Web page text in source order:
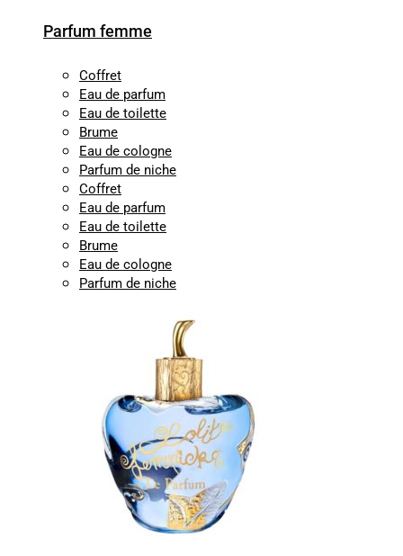
Parfum femme
Coffret
Eau de parfum
Eau de toilette
Brume
Eau de cologne
Parfum de niche
Coffret
Eau de parfum
Eau de toilette
Brume
Eau de cologne
Parfum de niche